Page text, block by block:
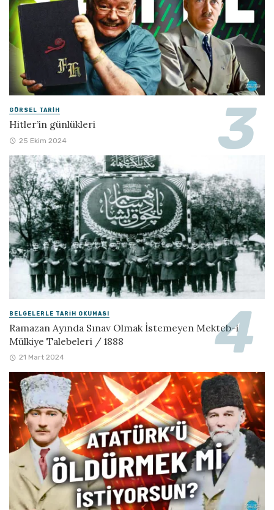
GÖRSEL TARIH
Hitler’in günlükleri
25 Ekim 2024
BELGELERLE TARIH OKUMASI
Ramazan Ayında Sınav Olmak İstemeyen Mekteb-i
Mülkiye Talebeleri / 1888
21 Mart 2024